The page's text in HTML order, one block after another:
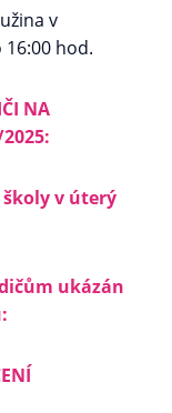
v
16:00 hod.
NA
v úterý
ukázán